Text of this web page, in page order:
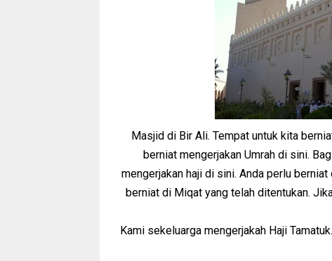
Masjid di Bir Ali. Tempat untuk kita
berniat mengerjakan Umrah di sini.
mengerjakan haji di sini. Anda perlu
berniat di Miqat yang telah ditentukan.
Kami sekeluarga mengerjakah Haji